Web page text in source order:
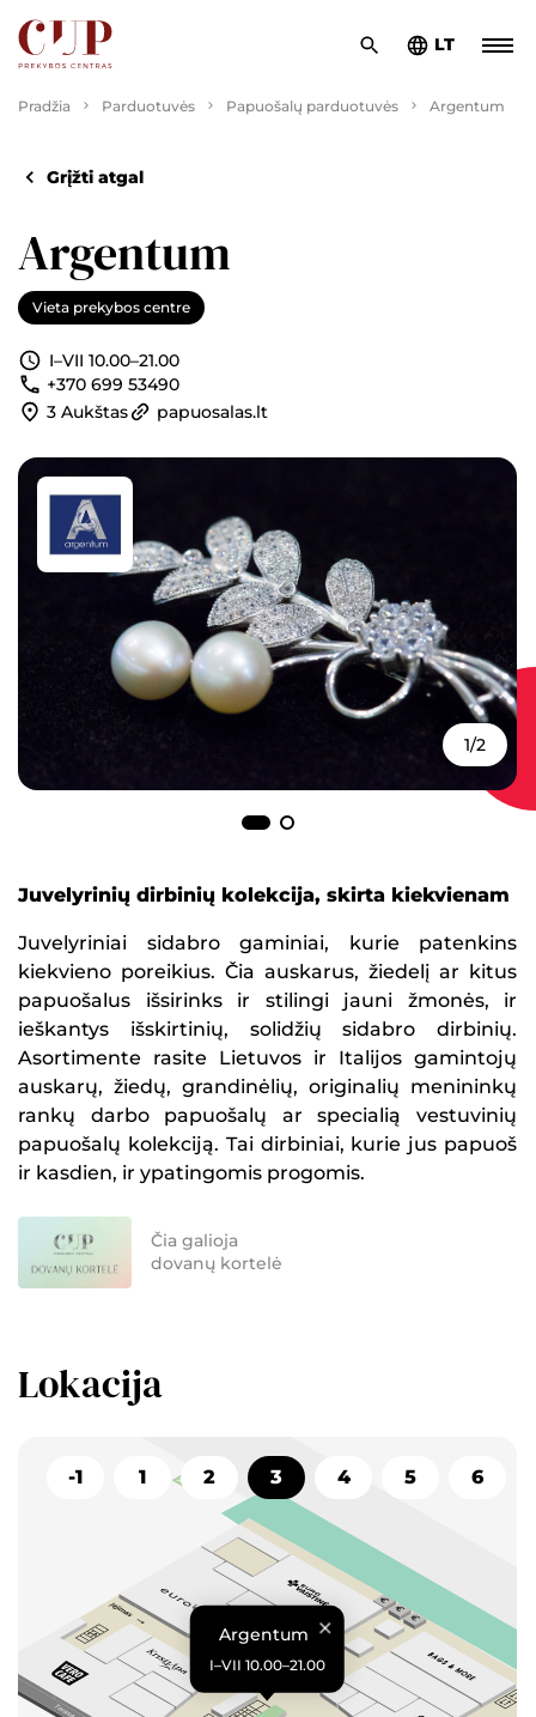
LT
Pradžia Parduotuvės Papuošalų parduotuvės Argentum
Grįžti atgal
Argentum
Vieta prekybos centre
I–VII 10.00–21.00
+370 699 53490
3 Aukštas
papuosalas.lt
1/2
Juvelyrinių dirbinių kolekcija, skirta kiekvienam
Juvelyriniai sidabro gaminiai, kurie patenkins
kiekvieno poreikius. Čia auskarus, žiedelį ar kitus
papuošalus išsirinks ir stilingi jauni žmonės, ir
ieškantys išskirtinių, solidžių sidabro dirbinių.
Asortimente rasite Lietuvos ir Italijos gamintojų
auskarų, žiedų, grandinėlių, originalių menininkų
rankų darbo papuošalų ar specialią vestuvinių
papuošalų kolekciją. Tai dirbiniai, kurie jus papuoš
ir kasdien, ir ypatingomis progomis.
Čia galioja
dovanų kortelė
Lokacija
Argentum
I–VII 10.00–21.00
6
5
4
3
2
1
-1